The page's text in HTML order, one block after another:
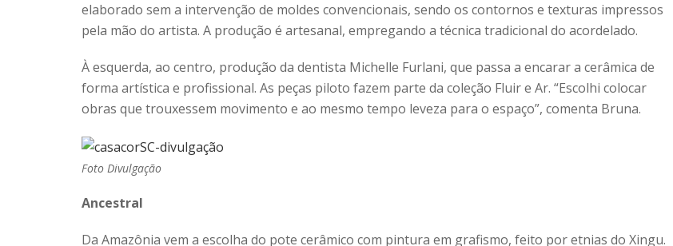
elaborado sem a intervenção de moldes convencionais, sendo os contornos e texturas impressos
pela mão do artista. A produção é artesanal, empregando a técnica tradicional do acordelado.
À esquerda, ao centro, produção da dentista Michelle Furlani, que passa a encarar a cerâmica de
forma artística e profissional. As peças piloto fazem parte da coleção Fluir e Ar. “Escolhi colocar
obras que trouxessem movimento e ao mesmo tempo leveza para o espaço”, comenta Bruna.
Foto Divulgação
Ancestral
Da Amazônia vem a escolha do pote cerâmico com pintura em grafismo, feito por etnias do Xingu.